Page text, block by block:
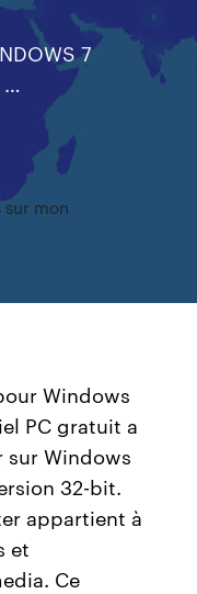
7
…
mon
Windows
PC gratuit a
Windows
32-bit.
appartient à
et
Ce